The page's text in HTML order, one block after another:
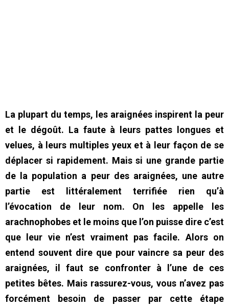
La plupart du temps, les araignées inspirent la peur
et le dégoût. La faute à leurs pattes longues et
velues, à leurs multiples yeux et à leur façon de se
déplacer si rapidement. Mais si une grande partie
de la population a peur des araignées, une autre
partie est littéralement terrifiée rien qu’à
l’évocation de leur nom. On les appelle les
arachnophobes et le moins que l’on puisse dire c’est
que leur vie n’est vraiment pas facile. Alors on
entend souvent dire que pour vaincre sa peur des
araignées, il faut se confronter à l’une de ces
petites bêtes. Mais rassurez-vous, vous n’avez pas
forcément besoin de passer par cette étape